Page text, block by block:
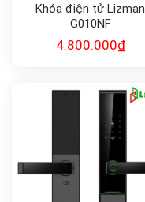
Khóa điện tử Lizman
G010NF
4.800.000₫